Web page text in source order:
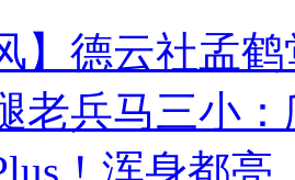
】德云社孟
老兵马三小
！浑身都亮